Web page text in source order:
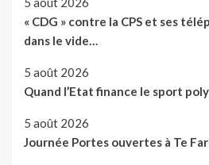
« CDG » contre la CPS et ses
dans le vide…
5 août 2026
Quand l’Etat finance le sport
5 août 2026
Journée Portes ouvertes à Te